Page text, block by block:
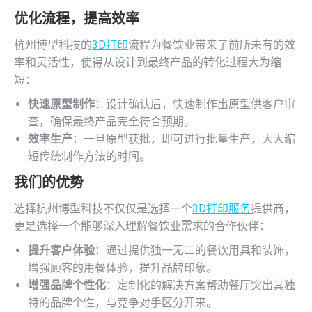
优化流程，提高效率
杭州博型科技的3D打印流程为餐饮业带来了前所未有的效
率和灵活性，使得从设计到最终产品的转化过程大为缩
短：
快速原型制作：设计确认后，快速制作出原型供客户审
查，确保最终产品完全符合预期。
效率生产：一旦原型获批，即可进行批量生产，大大缩
短传统制作方法的时间。
我们的优势
选择杭州博型科技不仅仅是选择一个3D打印服务提供商，
更是选择一个能够深入理解餐饮业需求的合作伙伴：
提升客户体验：通过提供独一无二的餐饮用具和装饰，
增强顾客的用餐体验，提升品牌印象。
增强品牌个性化：定制化的解决方案帮助餐厅突出其独
特的品牌个性，与竞争对手区分开来。